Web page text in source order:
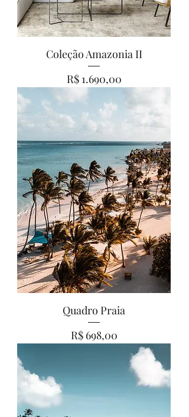
Coleção Amazonia II
Preço
R$ 1.690,00
Quadro Praia
Preço
R$ 698,00